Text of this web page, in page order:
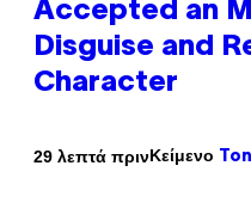
Accepted an
Disguise and
Character
29 λεπτά πρινΚείμενο